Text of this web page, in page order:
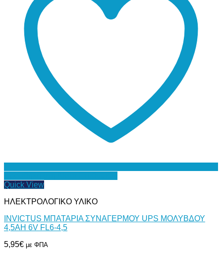
Quick View
ΗΛΕΚΤΡΟΛΟΓΙΚΟ ΥΛΙΚΟ
INVICTUS ΜΠΑΤΑΡΙΑ ΣΥΝΑΓΕΡΜΟΥ UPS ΜΟΛΥΒΔΟΥ
4,5AH 6V FL6-4,5
5,95€ με ΦΠΑ